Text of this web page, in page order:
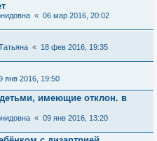
« 06 мар 2016, 20:02
« 18 фев 2016, 19:35
янв 2016, 19:50
имеющие отклон. в
« 09 янв 2016, 13:20